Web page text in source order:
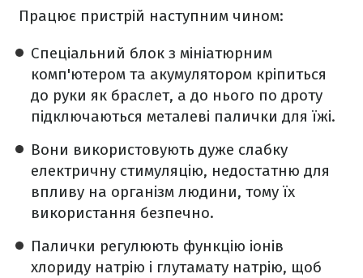
Працює пристрій наступним чином:
Спеціальний блок з мініатюрним
комп'ютером та акумулятором кріпиться
до руки як браслет, а до нього по дроту
підключаються металеві палички для їжі.
Вони використовують дуже слабку
електричну стимуляцію, недостатню для
впливу на організм людини, тому їх
використання безпечно.
Палички регулюють функцію іонів
хлориду натрію і глутамату натрію, щоб